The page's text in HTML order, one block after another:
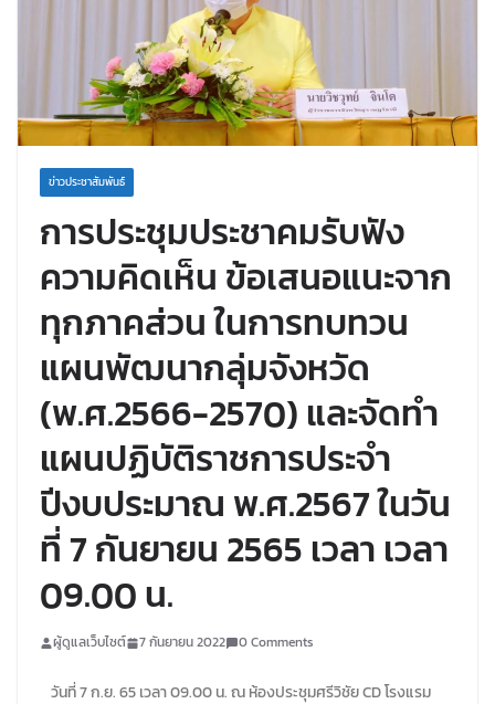
ข่าวประชาสัมพันธ์
การประชุมประชาคมรับฟัง
ความคิดเห็น ข้อเสนอแนะจาก
ทุกภาคส่วน ในการทบทวน
แผนพัฒนากลุ่มจังหวัด
(พ.ศ.2566-2570) และจัดทำ
แผนปฏิบัติราชการประจำ
ปีงบประมาณ พ.ศ.2567 ในวัน
ที่ 7 กันยายน 2565 เวลา เวลา
09.00 น.
ผู้ดูแลเว็บไซต์ 7 กันยายน 2022 0 Comments
วันที่ 7 ก.ย. 65 เวลา 09.00 น. ณ ห้องประชุมศรีวิชัย CD โรงแรม